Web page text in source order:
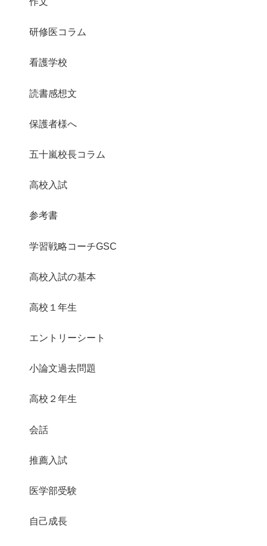
研修医コラム
看護学校
読書感想文
保護者様へ
五十嵐校長コラム
高校入試
参考書
学習戦略コーチGSC
高校入試の基本
高校１年生
エントリーシート
小論文過去問題
高校２年生
会話
推薦入試
医学部受験
自己成長